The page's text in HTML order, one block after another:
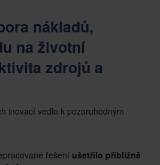
nákladů,
na životní
zdrojů a
inovací vedlo k pozoruhodným
řešení ušetřilo přibližně